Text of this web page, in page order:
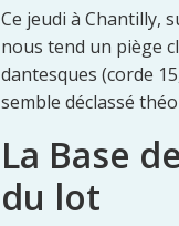
Ce jeudi à Chantilly,
nous tend un piège
dantesques (corde
semble déclassé
La Base
du lot